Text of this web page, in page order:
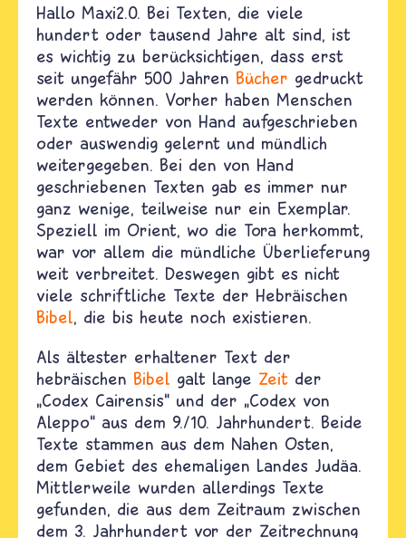
Hallo Maxi2.0. Bei Texten, die viele
hundert oder tausend Jahre alt sind, ist
es wichtig zu berücksichtigen, dass erst
seit ungefähr 500 Jahren Bücher gedruckt
werden können. Vorher haben Menschen
Texte entweder von Hand aufgeschrieben
oder auswendig gelernt und mündlich
weitergegeben. Bei den von Hand
geschriebenen Texten gab es immer nur
ganz wenige, teilweise nur ein Exemplar.
Speziell im Orient, wo die Tora herkommt,
war vor allem die mündliche Überlieferung
weit verbreitet. Deswegen gibt es nicht
viele schriftliche Texte der Hebräischen
Bibel, die bis heute noch existieren.
Als ältester erhaltener Text der
hebräischen Bibel galt lange Zeit der
„Codex Cairensis“ und der „Codex von
Aleppo“ aus dem 9./10. Jahrhundert. Beide
Texte stammen aus dem Nahen Osten,
dem Gebiet des ehemaligen Landes Judäa.
Mittlerweile wurden allerdings Texte
gefunden, die aus dem Zeitraum zwischen
dem 3. Jahrhundert vor der Zeitrechnung